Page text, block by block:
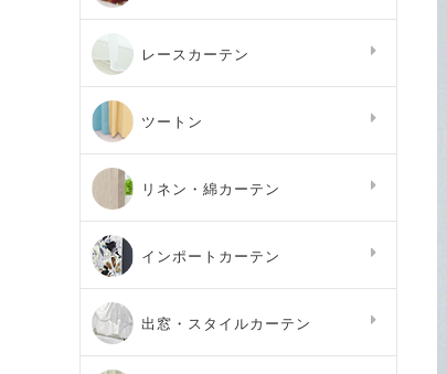
レースカーテン
ツートン
リネン・綿カーテン
インポートカーテン
出窓・スタイルカーテン